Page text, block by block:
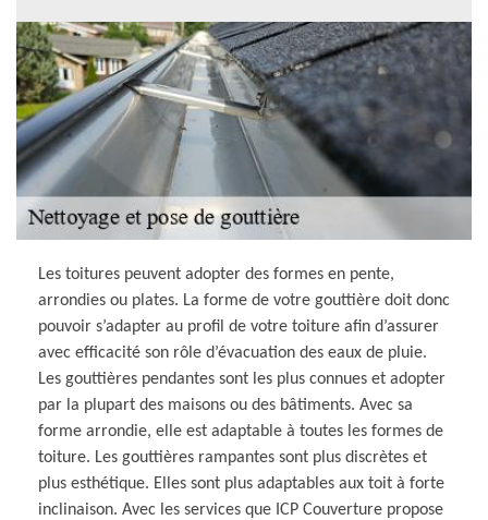
Les toitures peuvent adopter des formes en pente,
arrondies ou plates. La forme de votre gouttière doit donc
pouvoir s’adapter au profil de votre toiture afin d’assurer
avec efficacité son rôle d’évacuation des eaux de pluie.
Les gouttières pendantes sont les plus connues et adopter
par la plupart des maisons ou des bâtiments. Avec sa
forme arrondie, elle est adaptable à toutes les formes de
toiture. Les gouttières rampantes sont plus discrètes et
plus esthétique. Elles sont plus adaptables aux toit à forte
inclinaison. Avec les services que ICP Couverture propose